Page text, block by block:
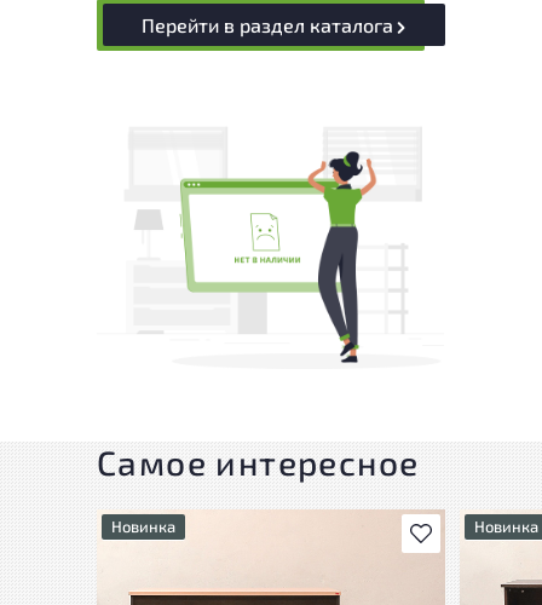
Перейти в раздел каталога
Самое интересное
В избранное
Новинка Новинка